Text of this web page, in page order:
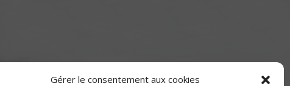
Gérer le consentement aux cookies